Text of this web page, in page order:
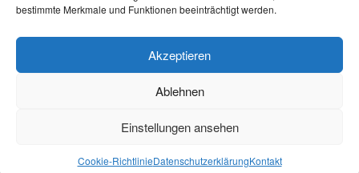
bestimmte Merkmale und Funktionen beeinträchtigt werden.
Akzeptieren
Ablehnen
Einstellungen ansehen
Cookie-RichtlinieDatenschutzerklärungKontakt